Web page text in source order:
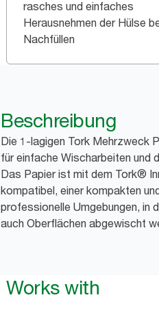
rasches und einfaches
Herausnehmen der Hülse
Nachfüllen
Beschreibung
Die 1-lagigen Tork Mehrzweck
für einfache Wischarbeiten und
Das Papier ist mit dem Tork®
kompatibel, einer kompakten
professionelle Umgebungen, in
auch Oberflächen abgewischt
Works with